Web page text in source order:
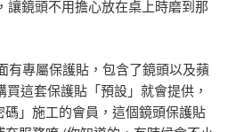
讓鏡頭不用擔心放在桌上時磨到那
專屬保護貼，包含了鏡頭以及蘋
這套保護貼「預設」就會提供，
」施工的會員，這個鏡頭保護貼